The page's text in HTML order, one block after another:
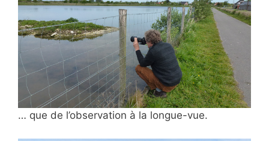
… que de l’observation à la longue-vue.